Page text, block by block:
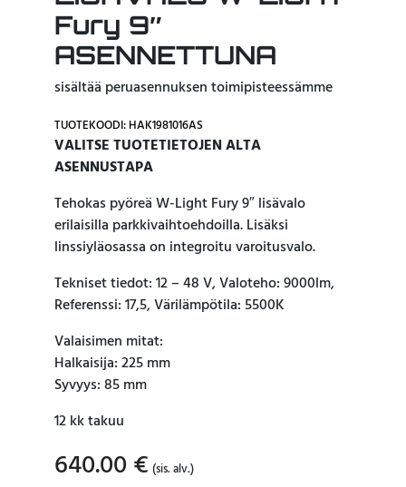
Fury 9″
ASENNETTUNA
sisältää peruasennuksen toimipisteessämme
TUOTEKOODI: HAK1981016AS
VALITSE TUOTETIETOJEN ALTA
ASENNUSTAPA
Tehokas pyöreä W-Light Fury 9″ lisävalo
erilaisilla parkkivaihtoehdoilla. Lisäksi
linssiyläosassa on integroitu varoitusvalo.
Tekniset tiedot: 12 – 48 V, Valoteho: 9000lm,
Referenssi: 17,5, Värilämpötila: 5500K
Valaisimen mitat:
Halkaisija: 225 mm
Syvyys: 85 mm
12 kk takuu
640.00 € (sis. alv.)